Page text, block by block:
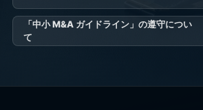
「中小 M&A ガイドライン」の遵守につい
て